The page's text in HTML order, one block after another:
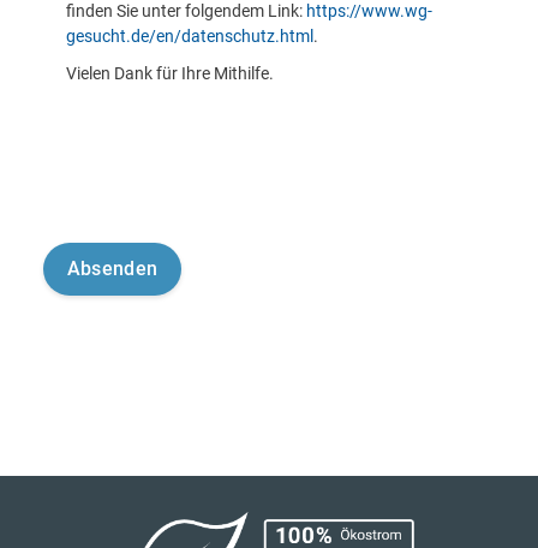
finden Sie unter folgendem Link: https://www.wg-
gesucht.de/en/datenschutz.html .
Vielen Dank für Ihre Mithilfe.